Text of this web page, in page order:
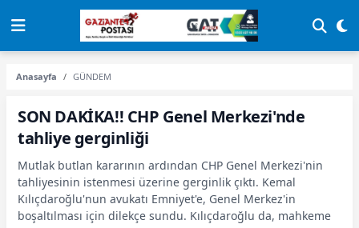
Anasayfa GÜNDEM
SON DAKİKA!! CHP Genel Merkezi'nde
tahliye gerginliği
Mutlak butlan kararının ardından CHP Genel Merkezi'nin
tahliyesinin istenmesi üzerine gerginlik çıktı. Kemal
Kılıçdaroğlu'nun avukatı Emniyet'e, Genel Merkez'in
boşaltılması için dilekçe sundu. Kılıçdaroğlu da, mahkeme